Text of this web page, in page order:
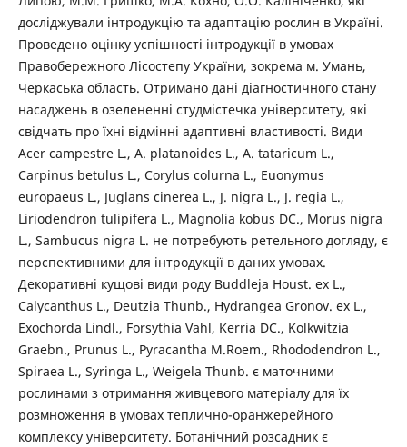
досліджували інтродукцію та адаптацію рослин в Україні.
Проведено оцінку успішності інтродукції в умовах
Правобережного Лісостепу України, зокрема м. Умань,
Черкаська область. Отримано дані діагностичного стану
насаджень в озелененні студмістечка університету, які
свідчать про їхні відмінні адаптивні властивості. Види
Acer campestre L., A. platanoides L., A. tataricum L.,
Carpinus betulus L., Corylus colurna L., Euonymus
europaeus L., Juglans cinerea L., J. nigra L., J. regia L.,
Liriodendron tulipifera L., Magnolia kobus DC., Morus nigra
L., Sambucus nigra L. не потребують ретельного догляду, є
перспективними для інтродукції в даних умовах.
Декоративні кущові види роду Buddleja Houst. ex L.,
Calycanthus L., Deutzia Thunb., Hydrangea Gronov. ex L.,
Exochorda Lindl., Forsythia Vahl, Kerria DC., Kolkwitzia
Graebn., Prunus L., Pyracantha M.Roem., Rhododendron L.,
Spiraea L., Syringa L., Weigela Thunb. є маточними
рослинами з отримання живцевого матеріалу для їх
розмноження в умовах теплично-оранжерейного
комплексу університету. Ботанічний розсадник є